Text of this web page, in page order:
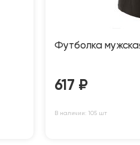
Футболка
617 ₽
В наличии: 105 шт